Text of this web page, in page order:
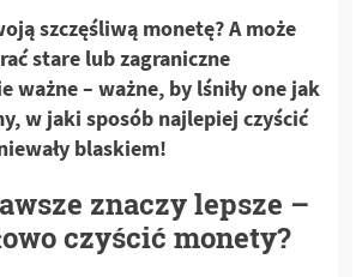
szczęśliwą monetę? A może
stare lub zagraniczne
ważne – ważne, by lśniły one jak
w jaki sposób najlepiej czyścić
blaskiem!
znaczy lepsze –
czyścić monety?